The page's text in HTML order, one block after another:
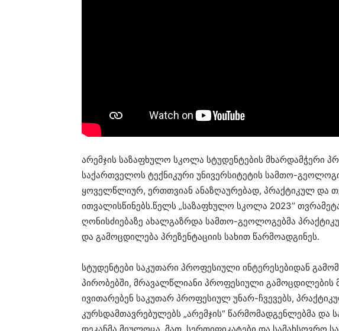
არემჯის საზაფხულო სკოლა სტუდენტების მხარდამჭერი
საქართველოს ტექნიკური უნივერსიტეტის სამთო-
ყოველწლიურ, ერთთვიან ანაზღაურებად, პრაქტიკულ და
ითვალისწინებს.წელს „საზაფხულო სკოლა 2023’’
ღონისძიებაზე ახალგაზრდა სამთო-გეოლოგებმა
და გამოცდილება პრეზენტაციის სახით წარმოადგინეს.
სტუდენტები საკუთარი პროფესიული ინტერესებიდან
პირობებში, მრავალწლიანი პროფესიული გამოცდილების
ივითარებენ საკუთარ პროფესიულ უნარ-ჩვევებს,
კურსდამთავრებულებს „არემჯის“ წარმომადგენლებმა
დეკანმა მიულოცა, მათ სერთიფიკატები და სამახსოვრო